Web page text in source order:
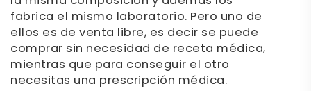
fabrica el mismo laboratorio. Pero uno de
ellos es de venta libre, es decir se puede
comprar sin necesidad de receta médica,
mientras que para conseguir el otro
necesitas una prescripción médica.